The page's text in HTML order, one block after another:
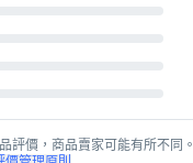
評價，商品賣家可能有所不同。